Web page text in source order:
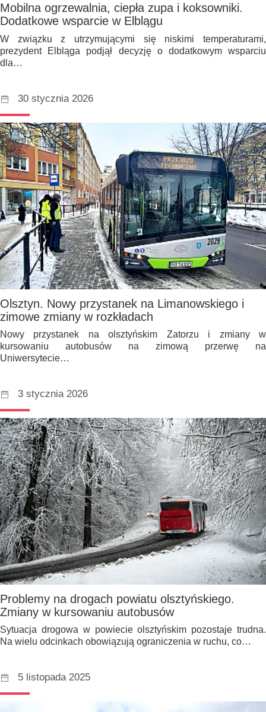
Mobilna ogrzewalnia, ciepła zupa i koksowniki.
Dodatkowe wsparcie w Elblągu
W związku z utrzymującymi się niskimi temperaturami,
prezydent Elbląga podjął decyzję o dodatkowym wsparciu
dla…
30 stycznia 2026
Olsztyn. Nowy przystanek na Limanowskiego i
zimowe zmiany w rozkładach
Nowy przystanek na olsztyńskim Zatorzu i zmiany w
kursowaniu autobusów na zimową przerwę na
Uniwersytecie…
3 stycznia 2026
Problemy na drogach powiatu olsztyńskiego.
Zmiany w kursowaniu autobusów
Sytuacja drogowa w powiecie olsztyńskim pozostaje trudna.
Na wielu odcinkach obowiązują ograniczenia w ruchu, co…
5 listopada 2025